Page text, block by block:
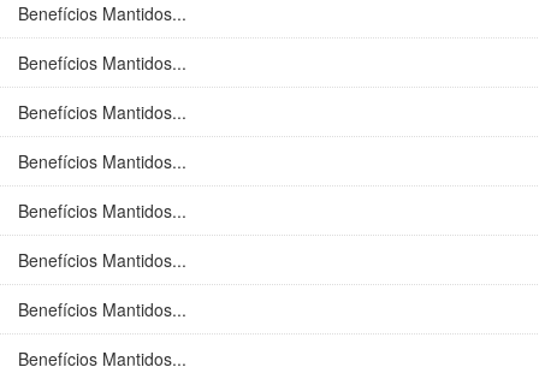
Benefícios Mantidos...
Benefícios Mantidos...
Benefícios Mantidos...
Benefícios Mantidos...
Benefícios Mantidos...
Benefícios Mantidos...
Benefícios Mantidos...
Benefícios Mantidos...